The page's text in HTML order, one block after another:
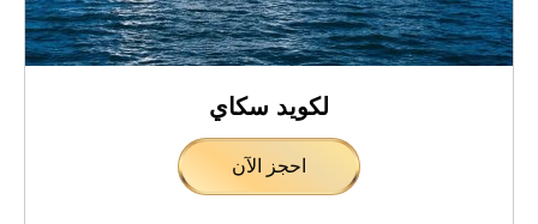
لكويد سكاي
احجز الآن